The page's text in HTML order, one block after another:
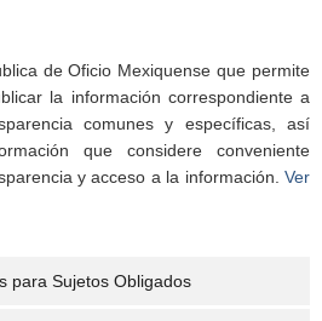
de Oficio Mexiquense que permite
la información correspondiente a
comunes y específicas, así
que considere conveniente
y acceso a la información. Ver
para Sujetos Obligados